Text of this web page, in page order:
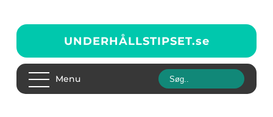
UNDERHÅLLSTIPSET.se
Menu